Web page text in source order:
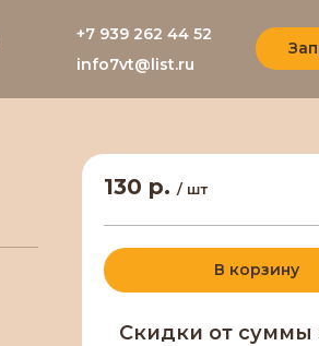
+7 939 262 44 52
info7vt@list.ru
130 р. / шт
В корзину
Скидки от суммы